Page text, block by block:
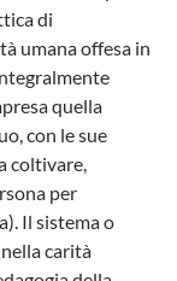
di
umana offesa in
quella
con le sue
coltivare,
per
Il sistema o
carità